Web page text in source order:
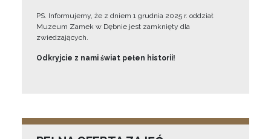
PS. Informujemy, że z dniem 1 grudnia 2025 r. oddział
Muzeum Zamek w Dębnie jest zamknięty dla
zwiedzających.
Odkryjcie z nami świat pełen historii!